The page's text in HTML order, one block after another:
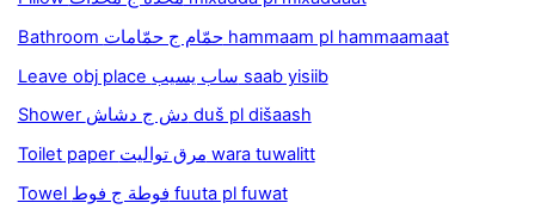
Bathroom حمّام ج حمّامات hammaam pl hammaamaat
Leave obj place ساب يسيب saab yisiib
Shower دش ج دشاش duš pl dišaash
Toilet paper مرق تواليت wara tuwalitt
Towel فوطة ج فوط fuuta pl fuwat